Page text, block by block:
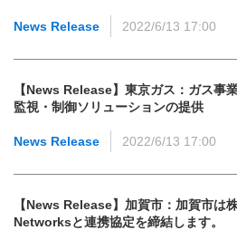
News Release 2022/6/13 17:00
【News Release】東京ガス：ガス事
監視・制御ソリューションの提供
News Release 2022/6/13 17:00
【News Release】加賀市：加賀市は
Networksと連携協定を締結します。